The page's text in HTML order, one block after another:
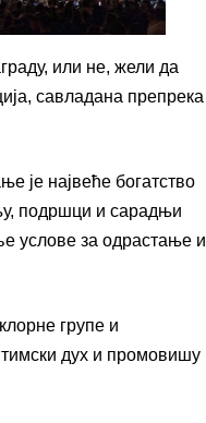
или не, жели да
савладана препрека
је највеће богатство
подршци и сарадњи
услове за одрастање и
групе и
тимски дух и промовишу